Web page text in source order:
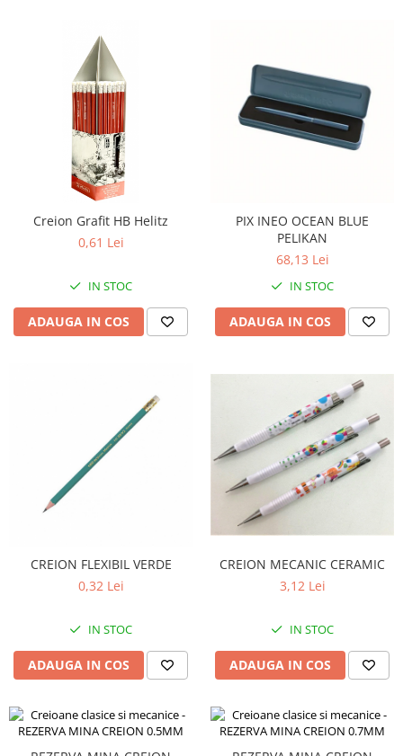
Creion Grafit HB Helitz
0,61 Lei
IN STOC
ADAUGA IN COS
PIX INEO OCEAN BLUE
PELIKAN
68,13 Lei
IN STOC
ADAUGA IN COS
CREION FLEXIBIL VERDE
0,32 Lei
IN STOC
ADAUGA IN COS
CREION MECANIC CERAMIC
3,12 Lei
IN STOC
ADAUGA IN COS